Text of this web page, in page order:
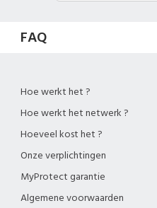
FAQ
Hoe werkt het ?
Hoe werkt het netwerk ?
Hoeveel kost het ?
Onze verplichtingen
MyProtect garantie
Algemene voorwaarden